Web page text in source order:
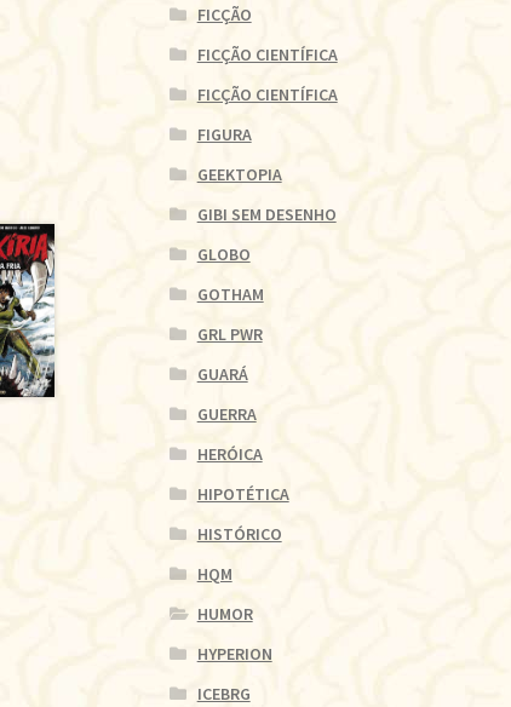
FICÇÃO
FICÇÃO CIENTÍFICA
FICÇÃO CIENTÍFICA
FIGURA
GEEKTOPIA
GIBI SEM DESENHO
GLOBO
GOTHAM
GRL PWR
GUARÁ
GUERRA
HERÓICA
HIPOTÉTICA
HISTÓRICO
HQM
HUMOR
HYPERION
ICEBRG